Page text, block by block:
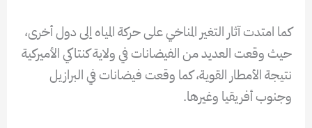
كما امتدت آثار التغير المناخي على حركة المياه إلى دول أخرى،
حيث وقعت العديد من الفيضانات في ولاية كنتاكي الأميركية
نتيجة الأمطار القوية، كما وقعت فيضانات في البرازيل
وجنوب أفريقيا وغيرها.